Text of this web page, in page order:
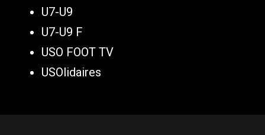
U7-U9
U7-U9 F
USO FOOT TV
USOlidaires